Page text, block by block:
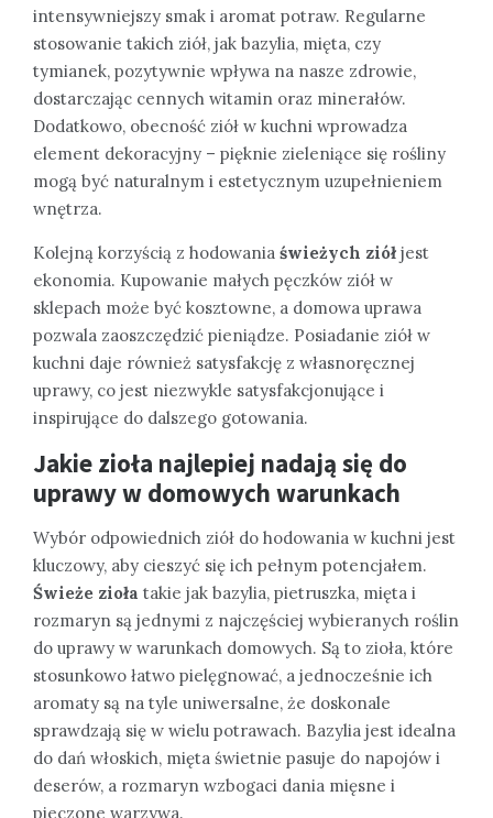
intensywniejszy smak i aromat potraw. Regularne
stosowanie takich ziół, jak bazylia, mięta, czy
tymianek, pozytywnie wpływa na nasze zdrowie,
dostarczając cennych witamin oraz minerałów.
Dodatkowo, obecność ziół w kuchni wprowadza
element dekoracyjny – pięknie zieleniące się rośliny
mogą być naturalnym i estetycznym uzupełnieniem
wnętrza.
Kolejną korzyścią z hodowania świeżych ziół jest
ekonomia. Kupowanie małych pęczków ziół w
sklepach może być kosztowne, a domowa uprawa
pozwala zaoszczędzić pieniądze. Posiadanie ziół w
kuchni daje również satysfakcję z własnoręcznej
uprawy, co jest niezwykle satysfakcjonujące i
inspirujące do dalszego gotowania.
Jakie zioła najlepiej nadają się do
uprawy w domowych warunkach
Wybór odpowiednich ziół do hodowania w kuchni jest
kluczowy, aby cieszyć się ich pełnym potencjałem.
Świeże zioła takie jak bazylia, pietruszka, mięta i
rozmaryn są jednymi z najczęściej wybieranych roślin
do uprawy w warunkach domowych. Są to zioła, które
stosunkowo łatwo pielęgnować, a jednocześnie ich
aromaty są na tyle uniwersalne, że doskonale
sprawdzają się w wielu potrawach. Bazylia jest idealna
do dań włoskich, mięta świetnie pasuje do napojów i
deserów, a rozmaryn wzbogaci dania mięsne i
pieczone warzywa.